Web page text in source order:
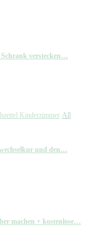
verstecken…
Kinderzimmer All
und den…
machen + kostenlose…